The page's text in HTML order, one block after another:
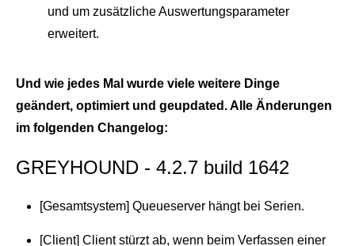
und um zusätzliche Auswertungsparameter
erweitert.
Und wie jedes Mal wurde viele weitere Dinge
geändert, optimiert und geupdated. Alle Änderungen
im folgenden Changelog:
GREYHOUND - 4.2.7 build 1642
[Gesamtsystem] Queueserver hängt bei Serien.
[Client] Client stürzt ab, wenn beim Verfassen einer